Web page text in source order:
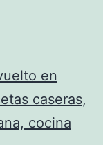
en
caseras,
cocina